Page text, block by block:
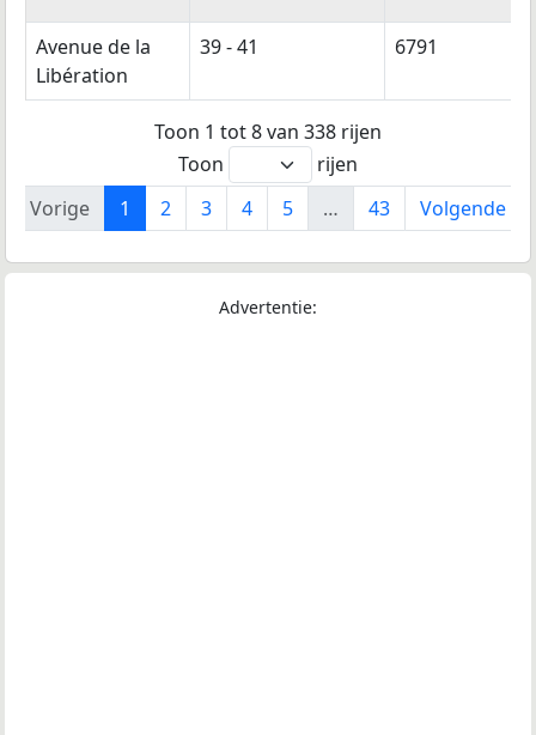
Avenue de la
Libération
39 - 41 6791
Toon 1 tot 8 van 338 rijen
Toon
rijen
Vorige
1 2 3 4 5 … 43 Volgende
Advertentie: